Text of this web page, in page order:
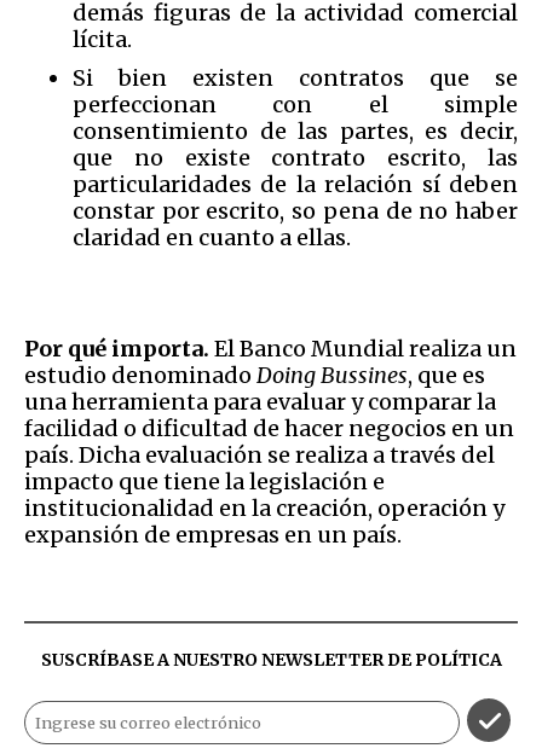
demás figuras de la actividad comercial
lícita.
Si bien existen contratos que se
perfeccionan con el simple
consentimiento de las partes, es decir,
que no existe contrato escrito, las
particularidades de la relación sí deben
constar por escrito, so pena de no haber
claridad en cuanto a ellas.
Por qué importa. El Banco Mundial realiza un
estudio denominado Doing Bussines, que es
una herramienta para evaluar y comparar la
facilidad o dificultad de hacer negocios en un
país. Dicha evaluación se realiza a través del
impacto que tiene la legislación e
institucionalidad en la creación, operación y
expansión de empresas en un país.
SUSCRÍBASE A NUESTRO NEWSLETTER DEPOLÍTICA